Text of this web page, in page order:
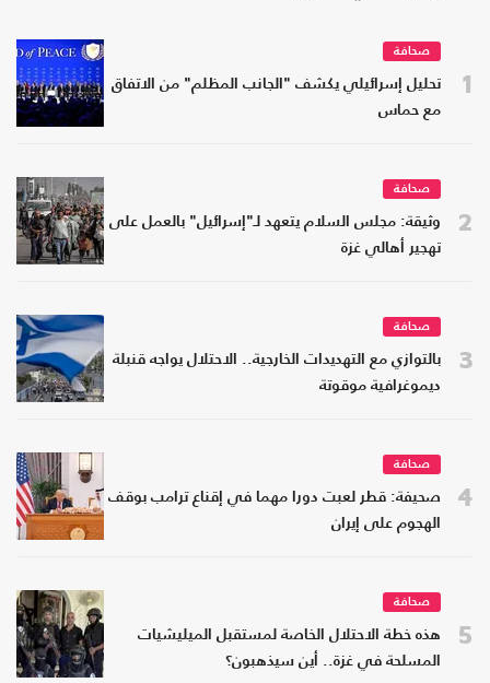
1
صحافة
تحليل إسرائيلي يكشف "الجانب المظلم" من الاتفاق
مع حماس
2
صحافة
وثيقة: مجلس السلام يتعهد لـ"إسرائيل" بالعمل على
تهجير أهالي غزة
3
صحافة
بالتوازي مع التهديدات الخارجية.. الاحتلال يواجه قنبلة
ديموغرافية موقوتة
4
صحافة
صحيفة: قطر لعبت دورا مهما في إقناع ترامب بوقف
الهجوم على إيران
5
صحافة
هذه خطة الاحتلال الخاصة لمستقبل الميليشيات
المسلحة في غزة.. أين سيذهبون؟